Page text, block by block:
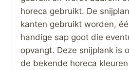
horeca gebruikt. De
kanten gebruikt worden,
handige sap goot die
opvangt. Deze snijplank is
de bekende horeca